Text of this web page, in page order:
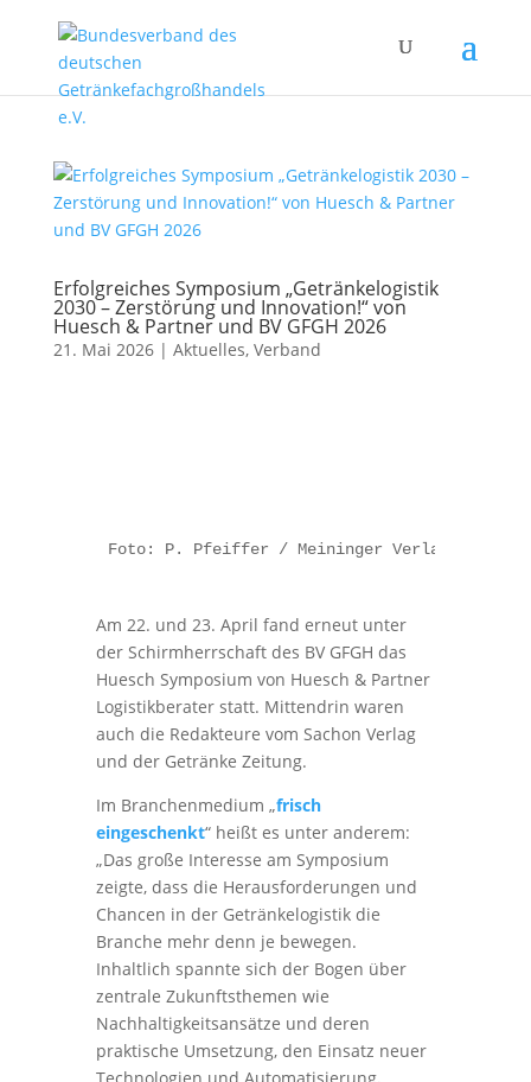
Erfolgreiches Symposium „Getränkelogistik
2030 – Zerstörung und Innovation!“ von
Huesch & Partner und BV GFGH 2026
21. Mai 2026| Aktuelles, Verband
Foto: P. Pfeiffer / Meininger Verlag
Am 22. und 23. April fand erneut unter
der Schirmherrschaft des BV GFGH das
Huesch Symposium von Huesch & Partner
Logistikberater statt. Mittendrin waren
auch die Redakteure vom Sachon Verlag
und der Getränke Zeitung.
Im Branchenmedium „frisch
eingeschenkt“ heißt es unter anderem:
„Das große Interesse am Symposium
zeigte, dass die Herausforderungen und
Chancen in der Getränkelogistik die
Branche mehr denn je bewegen.
Inhaltlich spannte sich der Bogen über
zentrale Zukunftsthemen wie
Nachhaltigkeitsansätze und deren
praktische Umsetzung, den Einsatz neuer